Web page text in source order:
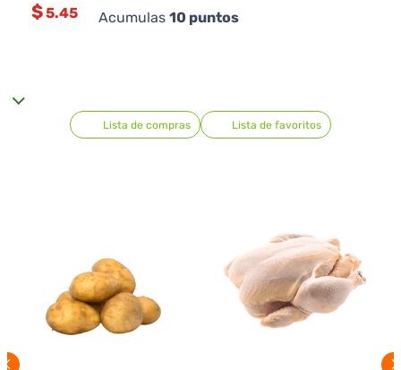
$5.45 Acumulas 10 puntos
Lista de compras Lista de favoritos